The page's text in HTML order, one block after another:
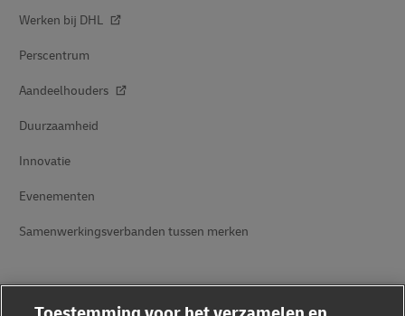
Werken bij DHL
Perscentrum
Aandeelhouders
Duurzaamheid
Innovatie
Evenementen
Samenwerkingsverbanden tussen merken